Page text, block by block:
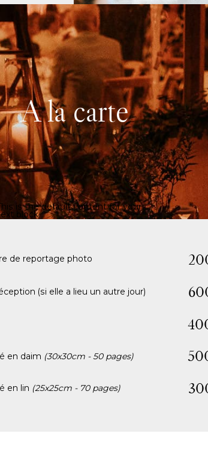
A la carte
is the default content for your
block
de reportage photo
(si elle a lieu un autre jour)
en daim (30x30cm - 50 pages)
en lin (25x25cm - 70 pages)